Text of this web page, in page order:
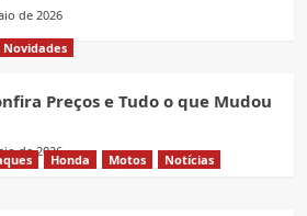
de 2026
Novidades
Preços e Tudo o que Mudou
de 2026
Honda Motos
Notícias